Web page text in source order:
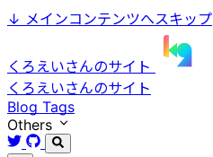
↓ メインコンテンツへスキップ
くろえいさんのサイト
くろえいさんのサイト
Blog Tags
Others